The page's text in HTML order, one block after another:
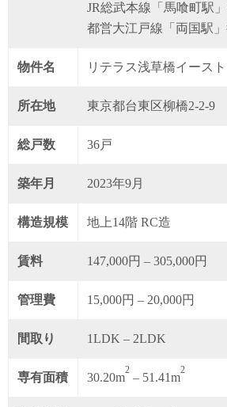
JR総武本線「馬喰町駅
都営大江戸線「両国駅
物件名 リテラス浅草橋イースト
所在地 東京都台東区柳橋2-2-9
総戸数 36戸
築年月 2023年9月
構造規模 地上14階 RC造
賃料 147,000円 – 305,000円
管理費 15,000円 – 20,000円
間取り 1LDK – 2LDK
専有面積 30.20m
2
– 51.41m
2